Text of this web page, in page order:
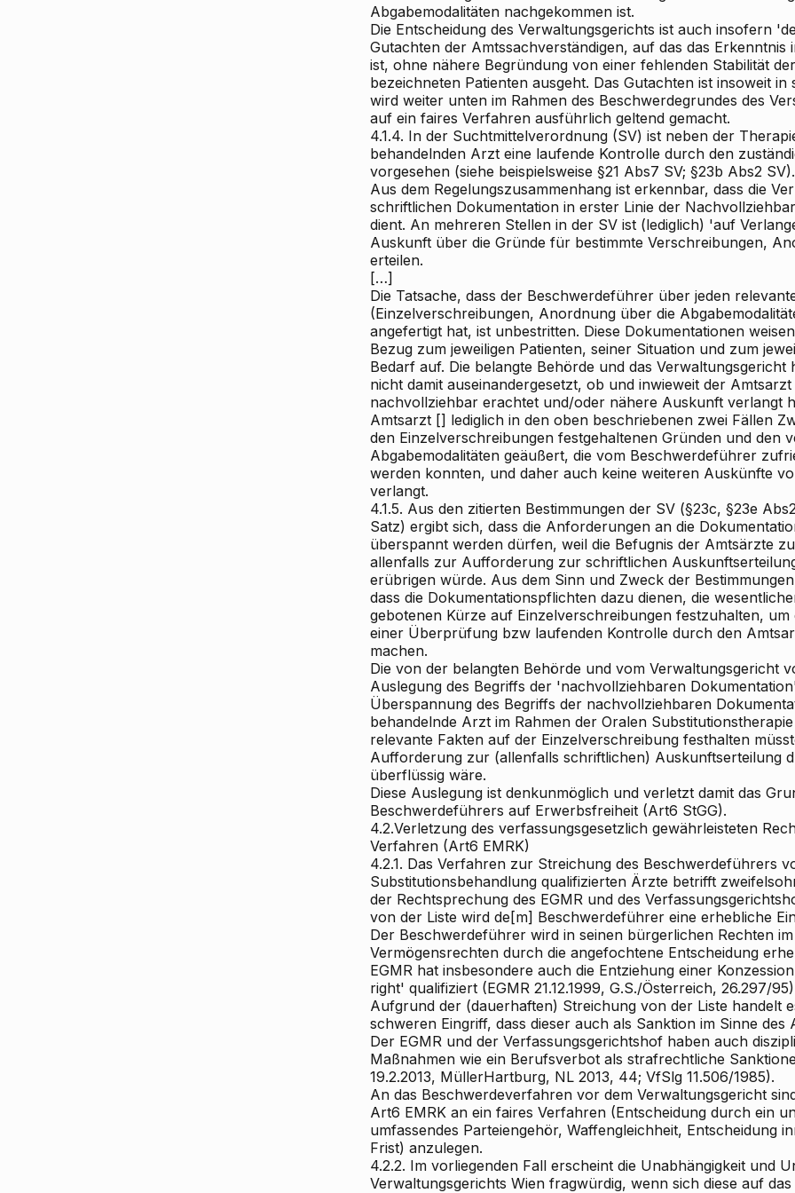
Abgabemodalitäten nachgekommen ist.
Die Entscheidung des Verwaltungsgerichts ist auch insofern
Gutachten der Amtssachverständigen, auf das das Erkenntnis
ist, ohne nähere Begründung von einer fehlenden Stabilität
bezeichneten Patienten ausgeht. Das Gutachten ist insoweit in
wird weiter unten im Rahmen des Beschwerdegrundes des
auf ein faires Verfahren ausführlich geltend gemacht.
4.1.4. In der Suchtmittelverordnung (SV) ist neben der
behandelnden Arzt eine laufende Kontrolle durch den
vorgesehen (siehe beispielsweise §21 Abs7 SV; §23b Abs2 SV).
Aus dem Regelungszusammenhang ist erkennbar, dass die
schriftlichen Dokumentation in erster Linie der
dient. An mehreren Stellen in der SV ist (lediglich) 'auf
Auskunft über die Gründe für bestimmte Verschreibungen,
erteilen.
[…]
Die Tatsache, dass der Beschwerdeführer über jeden
(Einzelverschreibungen, Anordnung über die
angefertigt hat, ist unbestritten. Diese Dokumentationen
Bezug zum jeweiligen Patienten, seiner Situation und zum
Bedarf auf. Die belangte Behörde und das Verwaltungsgericht
nicht damit auseinandergesetzt, ob und inwieweit der
nachvollziehbar erachtet und/oder nähere Auskunft verlangt
Amtsarzt [] lediglich in den oben beschriebenen zwei Fällen
den Einzelverschreibungen festgehaltenen Gründen und den
Abgabemodalitäten geäußert, die vom Beschwerdeführer
werden konnten, und daher auch keine weiteren Auskünfte
verlangt.
4.1.5. Aus den zitierten Bestimmungen der SV (§23c, §23e
Satz) ergibt sich, dass die Anforderungen an die
überspannt werden dürfen, weil die Befugnis der Amtsärzte
allenfalls zur Aufforderung zur schriftlichen
erübrigen würde. Aus dem Sinn und Zweck der
dass die Dokumentationspflichten dazu dienen, die
gebotenen Kürze auf Einzelverschreibungen festzuhalten, um
einer Überprüfung bzw laufenden Kontrolle durch den
machen.
Die von der belangten Behörde und vom Verwaltungsgericht
Auslegung des Begriffs der 'nachvollziehbaren
Überspannung des Begriffs der nachvollziehbaren
behandelnde Arzt im Rahmen der Oralen
relevante Fakten auf der Einzelverschreibung festhalten
Aufforderung zur (allenfalls schriftlichen) Auskunftserteilung
überflüssig wäre.
Diese Auslegung ist denkunmöglich und verletzt damit das
Beschwerdeführers auf Erwerbsfreiheit (Art6 StGG).
4.2.Verletzung des verfassungsgesetzlich gewährleisteten
Verfahren (Art6 EMRK)
4.2.1. Das Verfahren zur Streichung des Beschwerdeführers
Substitutionsbehandlung qualifizierten Ärzte betrifft
der Rechtsprechung des EGMR und des
von der Liste wird de[m] Beschwerdeführer eine erhebliche
Der Beschwerdeführer wird in seinen bürgerlichen Rechten
Vermögensrechten durch die angefochtene Entscheidung
EGMR hat insbesondere auch die Entziehung einer
right' qualifiziert (EGMR 21.12.1999, G.S./Österreich, 26.297/
Aufgrund der (dauerhaften) Streichung von der Liste handelt
schweren Eingriff, dass dieser auch als Sanktion im Sinne des
Der EGMR und der Verfassungsgerichtshof haben auch
Maßnahmen wie ein Berufsverbot als strafrechtliche
19.2.2013, MüllerHartburg, NL 2013, 44; VfSlg 11.506/1985).
An das Beschwerdeverfahren vor dem Verwaltungsgericht
Art6 EMRK an ein faires Verfahren (Entscheidung durch ein
umfassendes Parteiengehör, Waffengleichheit, Entscheidung
Frist) anzulegen.
4.2.2. Im vorliegenden Fall erscheint die Unabhängigkeit und
Verwaltungsgerichts Wien fragwürdig, wenn sich diese auf